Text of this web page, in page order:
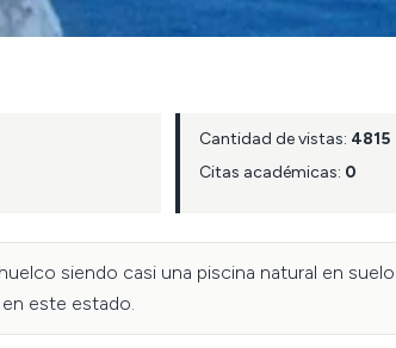
Cantidad de vistas: 4815
Citas académicas: 0
siendo casi una piscina natural en
este estado.